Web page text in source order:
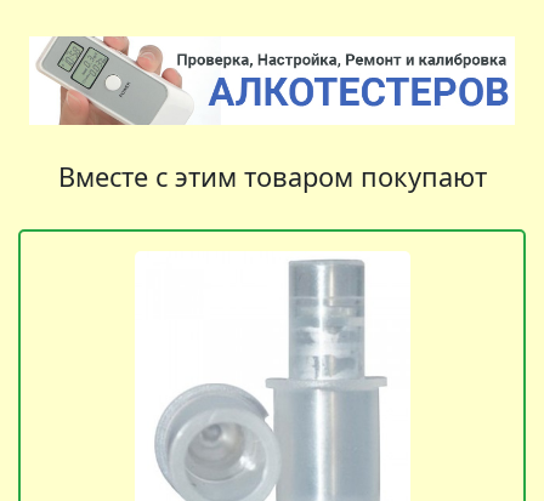
Вместе с этим товаром покупают